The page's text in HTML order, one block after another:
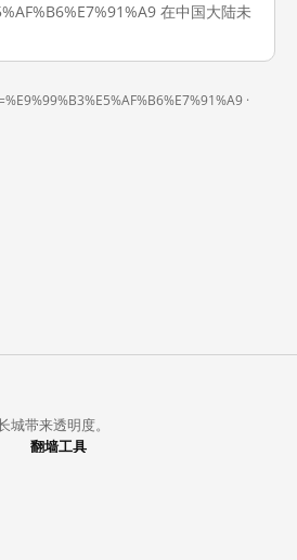
在中国大陆未
·
城带来透明度。
翻墙工具